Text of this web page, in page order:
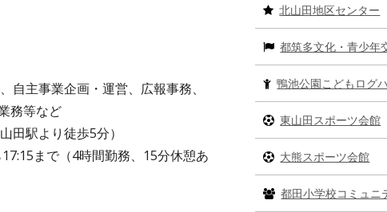
主事業企画・運営、広報事務、
務等など
駅より徒歩5分）
まで（4時間勤務、15分休憩あ
イ
ド
バ
ー
北山田地区センター
都筑多文化・青少年
鴨池公園こどもログ
東山田スポーツ会館
大熊スポーツ会館
都田小学校コミュニ